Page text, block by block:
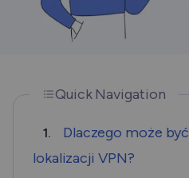
Quick Navigation
1.
Dlaczego może
lokalizacji VPN?